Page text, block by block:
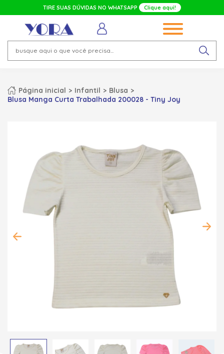
TIRE SUAS DÚVIDAS NO WHATSAPP Clique aqui!
Página inicial Infantil
Blusa
Blusa Manga Curta Trabalhada 200028 - Tiny Joy